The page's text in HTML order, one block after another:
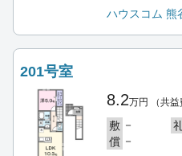
ハウスコム 熊
201号室
8.2万円 （共
敷 －
償 －